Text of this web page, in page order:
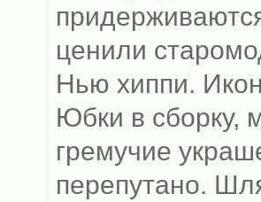
ценили
Нью хиппи.
Юбки в сборку,
гремучие
перепутано.